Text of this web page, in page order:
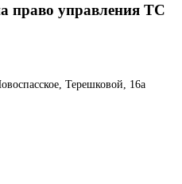
право управления ТС
Терешковой, 16а